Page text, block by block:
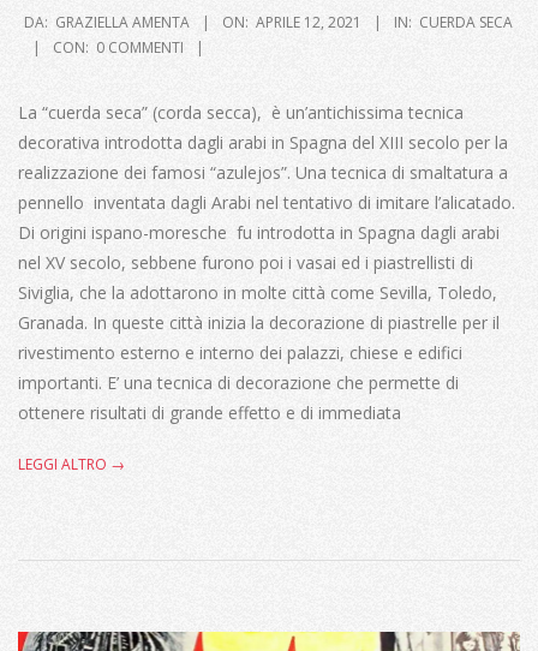
2021-
04-
DA: GRAZIELLA AMENTA ON: APRILE 12, 2021 IN: CUERDA SECA
CON: 0 COMMENTI
La “cuerda seca” (corda secca), è un’antichissima tecnica
decorativa introdotta dagli arabi in Spagna del XIII secolo per la
realizzazione dei famosi “azulejos”. Una tecnica di smaltatura a
pennello inventata dagli Arabi nel tentativo di imitare l’alicatado.
Di origini ispano-moresche fu introdotta in Spagna dagli arabi
nel XV secolo, sebbene furono poi i vasai ed i piastrellisti di
Siviglia, che la adottarono in molte città come Sevilla, Toledo,
Granada. In queste città inizia la decorazione di piastrelle per il
rivestimento esterno e interno dei palazzi, chiese e edifici
importanti. E’ una tecnica di decorazione che permette di
ottenere risultati di grande effetto e di immediata
LEGGI ALTRO →